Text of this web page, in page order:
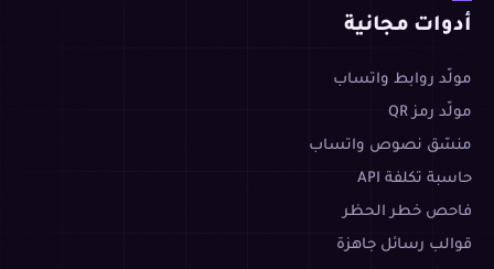
أدوات مجانية
مولّد روابط واتساب
مولّد رمز QR
منسّق نصوص واتساب
حاسبة تكلفة API
فاحص خطر الحظر
قوالب رسائل جاهزة